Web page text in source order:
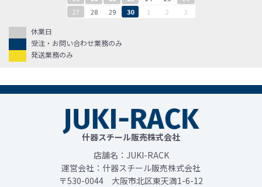
27
28 29 30 1 2 3
休業日
受注・お問い合わせ業務のみ
発送業務のみ
什器スチール販売株式会社
店舗名：JUKI-RACK
運営会社：什器スチール販売株式会社
〒530-0044 大阪市北区東天満1-6-12